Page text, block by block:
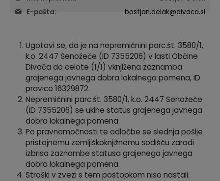
E-pošta:
bostjan.delak@divaca.si
Ugotovi se, da je na nepremičnini parc.št. 3580/1,
k.o. 2447 Senožeče (ID 7355206) v lasti Občine
Divača do celote (1/1) vknjižena zaznamba
grajenega javnega dobra lokalnega pomena, ID
pravice 16329872.
Nepremičnini parc.št. 3580/1, k.o. 2447 Senožeče
(ID 7355206) se ukine status grajenega javnega
dobra lokalnega pomena.
Po pravnomočnosti te odločbe se slednja pošlje
pristojnemu zemljiškoknjižnemu sodišču zaradi
izbrisa zaznambe statusa grajenega javnega
dobra lokalnega pomena.
Stroški v zvezi s tem postopkom niso nastali.
Krajevne skupnosti
Organigram
Varstvo osebnih podatkov
Temeljni akti
Strateški dokumenti
Katalog informacij javnega značaja
Predpisi in odloki
Proračun občine
Lokalne volitve